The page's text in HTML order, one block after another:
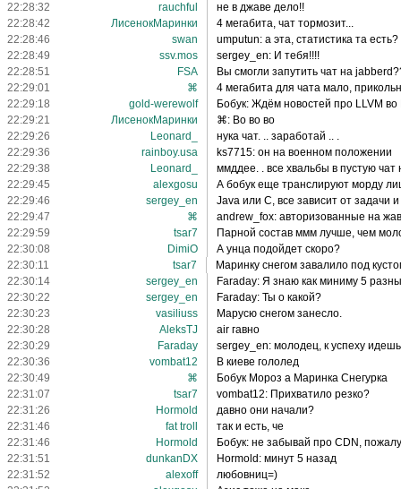
22:28:32
rauchful
не в джаве дело!!
22:28:42
ЛисенокМаринки
4 мегабита, чат тормозит...
22:28:46
swan
umputun: а эта, статистика та есть?
22:28:49
ssv.mos
sergey_en: И тебя!!!!
22:28:51
FSA
Вы смогли запутить чат на
22:29:01
⌘
4 мегабита для чата мало,
22:29:18
gold-werewolf
Бобук: Ждём новостей про LLVM
22:29:21
ЛисенокМаринки
⌘: Во во во
22:29:26
Leonard_
нука чат. .. заработай .. .
22:29:36
rainboy.usa
ks7715: он на военном положении
22:29:38
Leonard_
ммддее. . все хвальбы в пустую чат
22:29:45
alexgosu
А бобук еще транслируют морду
22:29:46
sergey_en
Java или C, все зависит от задачи
22:29:47
⌘
andrew_fox: авторизованные на
22:29:59
tsar7
Парной состав ммм лучше, чем
22:30:08
DimiO
А унца подойдет скоро?
22:30:11
tsar7
Маринку снегом завалило под
22:30:14
sergey_en
Faraday: Я знаю как миниму 5
22:30:22
sergey_en
Faraday: Ты о какой?
22:30:23
vasiliuss
Марусю снегом занесло.
22:30:28
AleksTJ
air гавно
22:30:29
Faraday
sergey_en: молодец, к успеху идешь
22:30:36
vombat12
В киеве гололед
22:30:49
⌘
Бобук Мороз а Маринка Снегурка
22:31:07
tsar7
vombat12: Прихватило резко?
22:31:26
Hormold
давно они начали?
22:31:46
fat troll
так и есть, че
22:31:46
Hormold
Бобук: не забывай про CDN,
22:31:51
dunkanDX
Hormold: минут 5 назад
22:31:52
alexoff
любовниц=)